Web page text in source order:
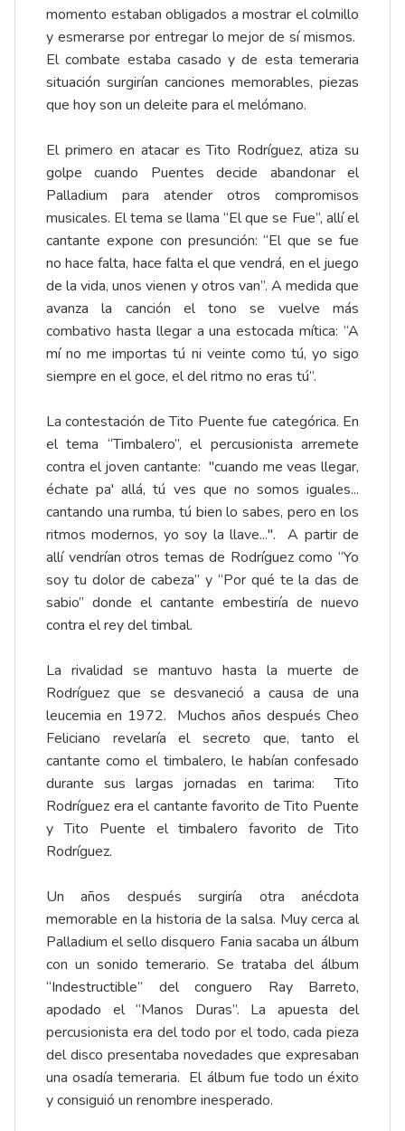
momento estaban obligados a mostrar el colmillo
y esmerarse por entregar lo mejor de sí mismos.
El combate estaba casado y de esta temeraria
situación surgirían canciones memorables, piezas
que hoy son un deleite para el melómano.
El primero en atacar es Tito Rodríguez, atiza su
golpe cuando Puentes decide abandonar el
Palladium para atender otros compromisos
musicales. El tema se llama “El que se Fue”, allí el
cantante expone con presunción: “El que se fue
no hace falta, hace falta el que vendrá, en el juego
de la vida, unos vienen y otros van”. A medida que
avanza la canción el tono se vuelve más
combativo hasta llegar a una estocada mítica: “A
mí no me importas tú ni veinte como tú, yo sigo
siempre en el goce, el del ritmo no eras tú”.
La contestación de Tito Puente fue categórica. En
el tema “Timbalero”, el percusionista arremete
contra el joven cantante: "cuando me veas llegar,
échate pa' allá, tú ves que no somos iguales...
cantando una rumba, tú bien lo sabes, pero en los
ritmos modernos, yo soy la llave...". A partir de
allí vendrían otros temas de Rodríguez como “Yo
soy tu dolor de cabeza” y “Por qué te la das de
sabio” donde el cantante embestiría de nuevo
contra el rey del timbal.
La rivalidad se mantuvo hasta la muerte de
Rodríguez que se desvaneció a causa de una
leucemia en 1972. Muchos años después Cheo
Feliciano revelaría el secreto que, tanto el
cantante como el timbalero, le habían confesado
durante sus largas jornadas en tarima: Tito
Rodríguez era el cantante favorito de Tito Puente
y Tito Puente el timbalero favorito de Tito
Rodríguez.
Un años después surgiría otra anécdota
memorable en la historia de la salsa. Muy cerca al
Palladium el sello disquero Fania sacaba un álbum
con un sonido temerario. Se trataba del álbum
“Indestructible” del conguero Ray Barreto,
apodado el “Manos Duras”. La apuesta del
percusionista era del todo por el todo, cada pieza
del disco presentaba novedades que expresaban
una osadía temeraria. El álbum fue todo un éxito
y consiguió un renombre inesperado.